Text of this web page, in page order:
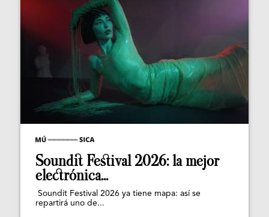
Soundit Festival 2026: la mejor
electrónica...
Soundit Festival 2026 ya tiene mapa: así se
repartirá uno de...